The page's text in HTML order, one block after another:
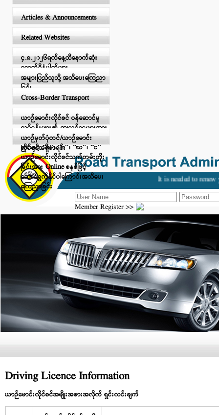
Articles & Announcements
Related Websites
၄.၈.၂၀၂၆ရက်နေ့ထိနောက်ဆုံး
ရောက်ရှိနံပါတ်များ
အများပြည်သူသို့ အသိပေးကြေညာ
ခြင်း
Cross-Border Transport
ယာဉ်မောင်းလိုင်စင် ဝန်ဆောင်မှု
လုပ်ငန်းများ၏ ကျသင့်ငွေများအား
Digital Payment ဖြင့် ငွေပေးချေ
ခြင်းနှင့် “ခ”၊ “ဂ”၊ “ဃ”၊ “င”
ယာဉ်မောင်းလိုင်စင်သက်တမ်းတိုး
ခြင်းအား Online စနစ်ဖြင့်
ဆောင်ရွက်နိုင်ပါကြောင်းအသိပေး
ကြေညာခြင်း
ယာဉ်မှတ်ပုံတင်/ယာဉ်မောင်း
လိုင်စင်အရှိစာရင်း
It is needed to renew
Member Register >>
Driving Licence Information
ယာဉ်မောင်းလိုင်စင်အမျိုးအစားအလိုက် ရှင်းလင်းချက်